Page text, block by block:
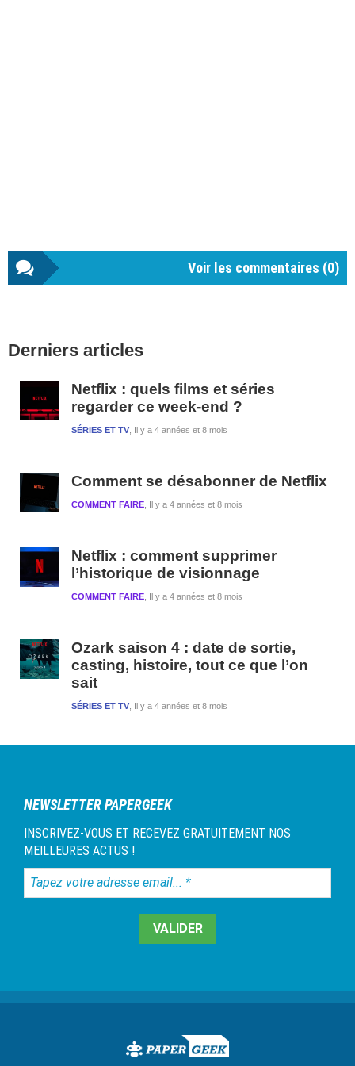
Voir les commentaires (0)
latérale
Derniers articles
Netflix : quels films et séries
regarder ce week-end ?
Il y a 4 années et 8 mois
SÉRIES ET TV
Comment se désabonner de Netflix
Il y a 4 années et 8 mois
COMMENT FAIRE
Netflix : comment supprimer
l’historique de visionnage
Il y a 4 années et 8 mois
COMMENT FAIRE
Ozark saison 4 : date de sortie,
casting, histoire, tout ce que l’on
sait
Il y a 4 années et 8 mois
SÉRIES ET TV
NEWSLETTER PAPERGEEK
INSCRIVEZ-VOUS ET RECEVEZ GRATUITEMENT NOS
MEILLEURES ACTUS !
Tapez
votre